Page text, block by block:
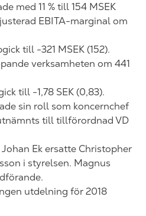
med 11 % till 154 MSEK
EBITA-marginal om
till -321 MSEK (152).
verksamheten om 441
till -1,78 SEK (0,83).
sin roll som koncernchef
till tillförordnad VD
Ek ersatte Christopher
i styrelsen. Magnus
utdelning för 2018